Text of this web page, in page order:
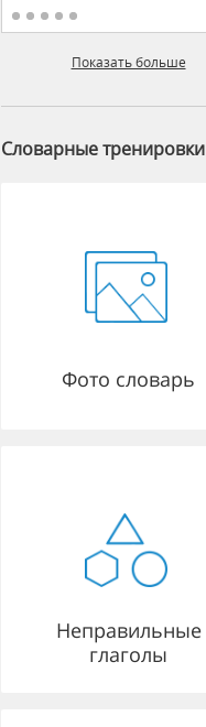
Показать больше
Словарные тренировки
Фото словарь
Неправильные
глаголы